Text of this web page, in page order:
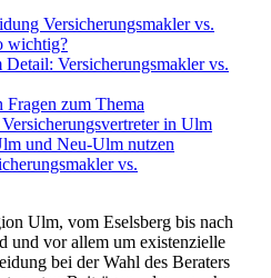
Versicherungsmakler vs.
wichtig?
Versicherungsmakler vs.
zum Thema
in Ulm
und Neu-Ulm nutzen
vs.
Ulm, vom Eselsberg bis nach
und vor allem um existenzielle
bei der Wahl des Beraters